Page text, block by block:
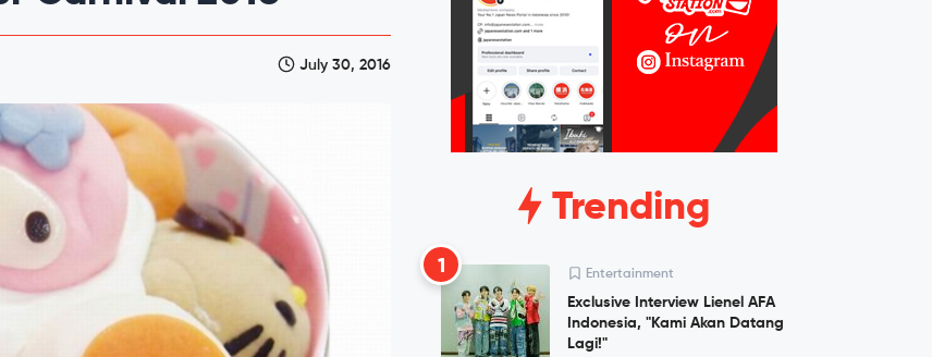
July 30, 2016
Trending
1 Entertainment
Exclusive Interview Lienel AFA
Indonesia, "Kami Akan Datang
Lagi!"